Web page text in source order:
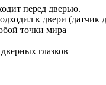
перед дверью.
к двери
точки мира
глазков